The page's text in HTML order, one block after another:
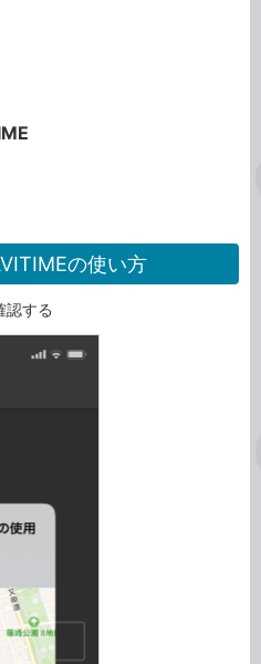
の使い方
認する